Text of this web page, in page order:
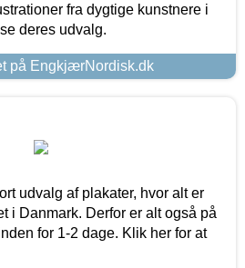
fra dygtige kunstnere i
deres udvalg.
på EngkjærNordisk.dk
udvalg af plakater, hvor alt er
i Danmark. Derfor er alt også på
for 1-2 dage. Klik her for at